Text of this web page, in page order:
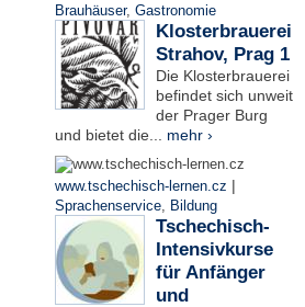
Brauhäuser, Gastronomie
Klosterbrauerei
Strahov, Prag 1
Die Klosterbrauerei
befindet sich unweit
der Prager Burg
und bietet die... mehr ›
www.tschechisch-lernen.cz |
Sprachenservice, Bildung
Tschechisch-
Intensivkurse
für Anfänger
und